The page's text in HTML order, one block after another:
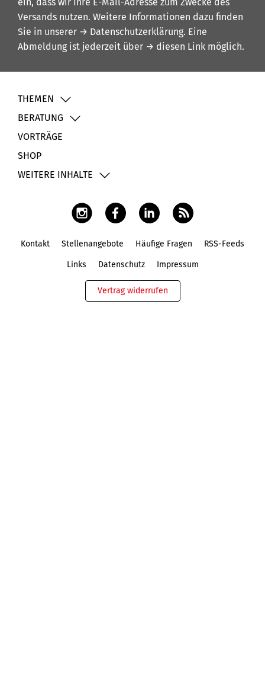
Versands nutzen. Weitere Informationen dazu finden
Sie in unserer → Datenschutzerklärung. Eine
Abmeldung ist jederzeit über → diesen Link möglich.
THEMEN
BERATUNG
VORTRÄGE
SHOP
WEITERE INHALTE
Kontakt Stellenangebote Häufige Fragen RSS-Feeds
Links Datenschutz Impressum
Vertrag widerrufen